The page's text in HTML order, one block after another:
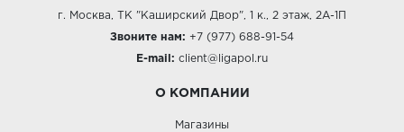
г. Москва, ТК "Каширский Двор", 1 к., 2 этаж, 2А-1П
Звоните нам: +7 (977) 688-91-54
E-mail: client@ligapol.ru
О КОМПАНИИ
Магазины